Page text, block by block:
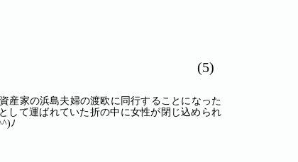
(5)
産家の浜島夫婦の渡欧に同行することになった
して運ばれていた折の中に女性が閉じ込められ
ﾉ